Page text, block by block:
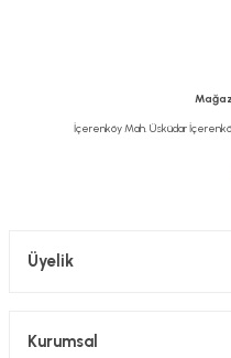
İçerenköy Mah. Üsküdar
Üyelik
Kurumsal